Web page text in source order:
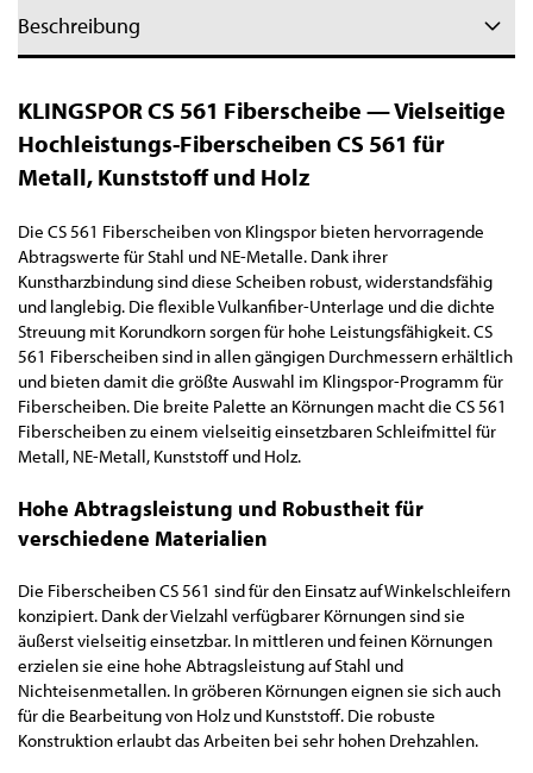
Beschreibung
KLINGSPOR CS 561 Fiberscheibe —Vielseitige
Hochleistungs-Fiberscheiben CS 561 für
Metall, Kunststoff und Holz
Die CS 561 Fiberscheiben von Klingspor bieten hervorragende
Abtragswerte für Stahl und NE-Metalle. Dank ihrer
Kunstharzbindung sind diese Scheiben robust, widerstandsfähig
und langlebig. Die flexible Vulkanfiber-Unterlage und die dichte
Streuung mit Korundkorn sorgen für hohe Leistungsfähigkeit. CS
561 Fiberscheiben sind in allen gängigen Durchmessern erhältlich
und bieten damit die größte Auswahl im Klingspor-Programm für
Fiberscheiben. Die breite Palette an Körnungen macht die CS 561
Fiberscheiben zu einem vielseitig einsetzbaren Schleifmittel für
Metall, NE-Metall, Kunststoff und Holz.
Hohe Abtragsleistung und Robustheit für
verschiedene Materialien
Die Fiberscheiben CS 561 sind für den Einsatz auf Winkelschleifern
konzipiert. Dank der Vielzahl verfügbarer Körnungen sind sie
äußerst vielseitig einsetzbar. In mittleren und feinen Körnungen
erzielen sie eine hohe Abtragsleistung auf Stahl und
Nichteisenmetallen. In gröberen Körnungen eignen sie sich auch
für die Bearbeitung von Holz und Kunststoff. Die robuste
Konstruktion erlaubt das Arbeiten bei sehr hohen Drehzahlen.